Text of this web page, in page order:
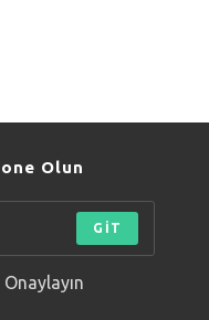
Olun
GİT
Onaylayın